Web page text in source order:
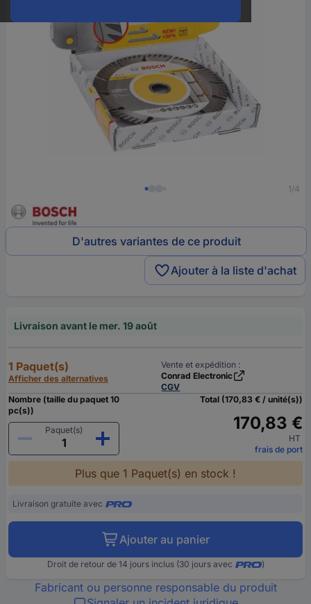
1/4
D'autres variantes de ce produit
Ajouter à la liste d'achat
Livraison avant le mer. 19 août
1 Paquet(s)
Afficher des alternatives
Vente et expédition :
Conrad Electronic
CGV
Nombre (taille du paquet 10
pc(s))
Paquet(s)
Total (170,83 € / unité(s))
170,83 €
HT
frais de port
Plus que 1 Paquet(s) en stock !
Livraison gratuite avec
Ajouter au panier
Droit de retour de 14 jours inclus (30 jours avec )
Fabricant ou personne responsable du produit